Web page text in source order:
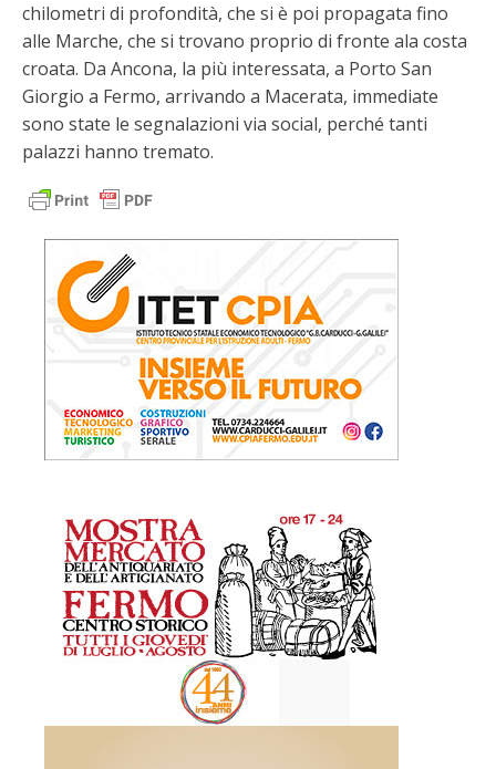
chilometri di profondità, che si è poi propagata fino
alle Marche, che si trovano proprio di fronte ala costa
croata. Da Ancona, la più interessata, a Porto San
Giorgio a Fermo, arrivando a Macerata, immediate
sono state le segnalazioni via social, perché tanti
palazzi hanno tremato.